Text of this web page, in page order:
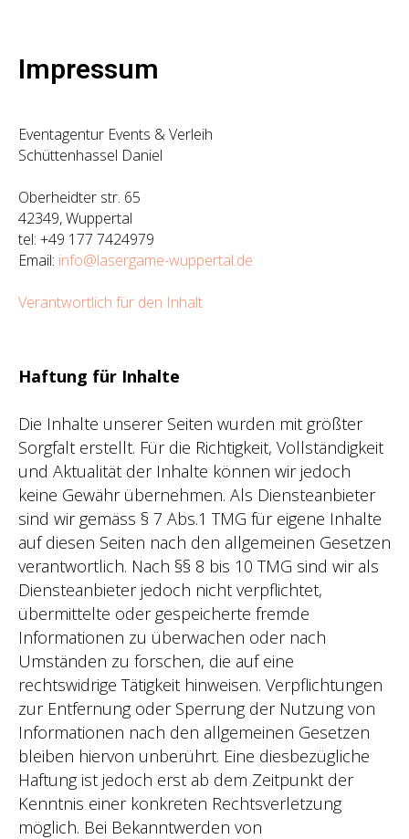
Impressum
Eventagentur Events & Verleih
Schüttenhassel Daniel
Oberheidter str. 65
42349, Wuppertal
tel: +49 177 7424979
Email: info@lasergame-wuppertal.de
Verantwortlich für den Inhalt
Haftung für Inhalte
Die Inhalte unserer Seiten wurden mit größter
Sorgfalt erstellt. Für die Richtigkeit, Vollständigkeit
und Aktualität der Inhalte können wir jedoch
keine Gewähr übernehmen. Als Diensteanbieter
sind wir gemäss § 7 Abs.1 TMG für eigene Inhalte
auf diesen Seiten nach den allgemeinen Gesetzen
verantwortlich. Nach §§ 8 bis 10 TMG sind wir als
Diensteanbieter jedoch nicht verpflichtet,
übermittelte oder gespeicherte fremde
Informationen zu überwachen oder nach
Umständen zu forschen, die auf eine
rechtswidrige Tätigkeit hinweisen. Verpflichtungen
zur Entfernung oder Sperrung der Nutzung von
Informationen nach den allgemeinen Gesetzen
bleiben hiervon unberührt. Eine diesbezügliche
Haftung ist jedoch erst ab dem Zeitpunkt der
Kenntnis einer konkreten Rechtsverletzung
möglich. Bei Bekanntwerden von